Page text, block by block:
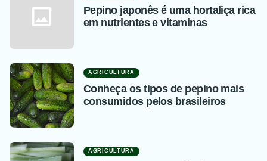
Pepino japonês é uma hortaliça rica
em nutrientes e vitaminas
AGRICULTURA
Conheça os tipos de pepino mais
consumidos pelos brasileiros
AGRICULTURA